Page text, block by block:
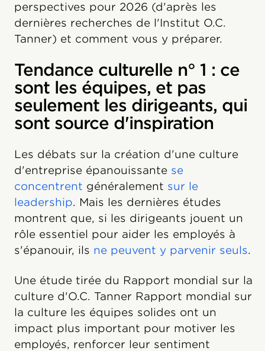
perspectives pour 2026 (d'après les
dernières recherches de l'Institut O.C.
Tanner) et comment vous y préparer.
Tendance culturelle n° 1 : ce
sont les équipes, et pas
seulement les dirigeants, qui
sont source d'inspiration
Les débats sur la création d'une culture
d'entreprise épanouissante se
concentrent généralement sur le
leadership. Mais les dernières études
montrent que, si les dirigeants jouent un
rôle essentiel pour aider les employés à
s'épanouir, ils ne peuvent y parvenir seuls.
Une étude tirée du Rapport mondial sur la
culture d'O.C. Tanner Rapport mondial sur
la culture les équipes solides ont un
impact plus important pour motiver les
employés, renforcer leur sentiment